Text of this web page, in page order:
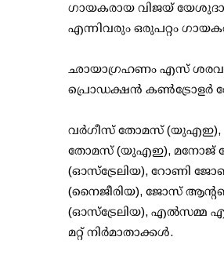
ഗായകരായ വിജയ്
എന്നിവരും ഒരുപറ്റം
ഛായാഗ്രഹണം എസ്
പ്രൊഡക്ഷൻ കൺട്രോളർ
വർഗീസ് തോമസ് (യുഎഇ),
തോമസ് (യുഎഇ), മനോജ്
(ഓസ്‌ട്രേലിയ), റോണി
(നൈജീരിയ), ജോസ്
(ഓസ്‌ട്രേലിയ), എൽസമ്മ
മറ്റ് നിർമാതാക്കൾ.